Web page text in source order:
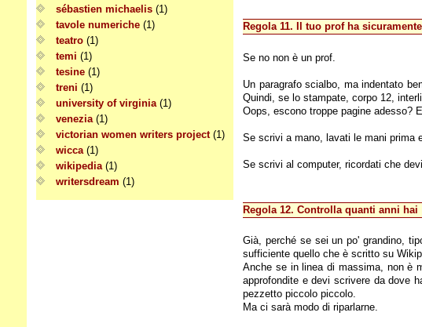
sébastien michaelis (1)
tavole numeriche (1)
teatro (1)
temi (1)
tesine (1)
treni (1)
university of virginia (1)
venezia (1)
victorian women writers project (1)
wicca (1)
wikipedia (1)
writersdream (1)
Regola 11. Il tuo prof ha
Se no non è un prof.
Un paragrafo scialbo, ma indentato
Quindi, se lo stampate, corpo 12,
Oops, escono troppe pagine adesso?
Se scrivi a mano, lavati le mani prima
Se scrivi al computer, ricordati che
Regola 12. Controlla quanti anni hai
Già, perché se sei un po' grandino,
sufficiente quello che è scritto su
Anche se in linea di massima, non è
approfondite e devi scrivere da dove
pezzetto piccolo piccolo.
Ma ci sarà modo di riparlarne.